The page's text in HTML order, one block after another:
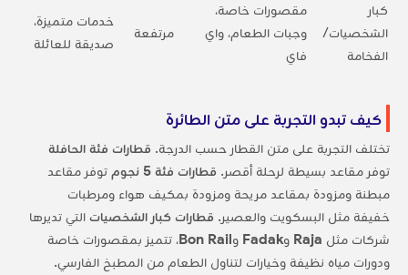
كبار
الشخصيات/
الفخامة
مقصورات خاصة،
وجبات الطعام، واي
فاي
مرتفعة
خدمات متميزة،
صديقة للعائلة
كيف تبدو التجربة على متن الطائرة
تختلف التجربة على متن القطار حسب الدرجة. قطارات فئة الحافلة
توفر مقاعد بسيطة لرحلة أقصر. قطارات فئة 5 نجوم
توفر مقاعد
مبطنة ومزودة بمقاعد مريحة ومزودة بمكيف هواء ومرطبات
خفيفة مثل البسكويت والعصير. قطارات كبار الشخصياتالتي تديرها
شركات مثل Raja وFadak وBon Rail، تتميز بمقصورات خاصة
ودورات مياه نظيفة وخيارات لتناول الطعام من المطبخ الفارسي.